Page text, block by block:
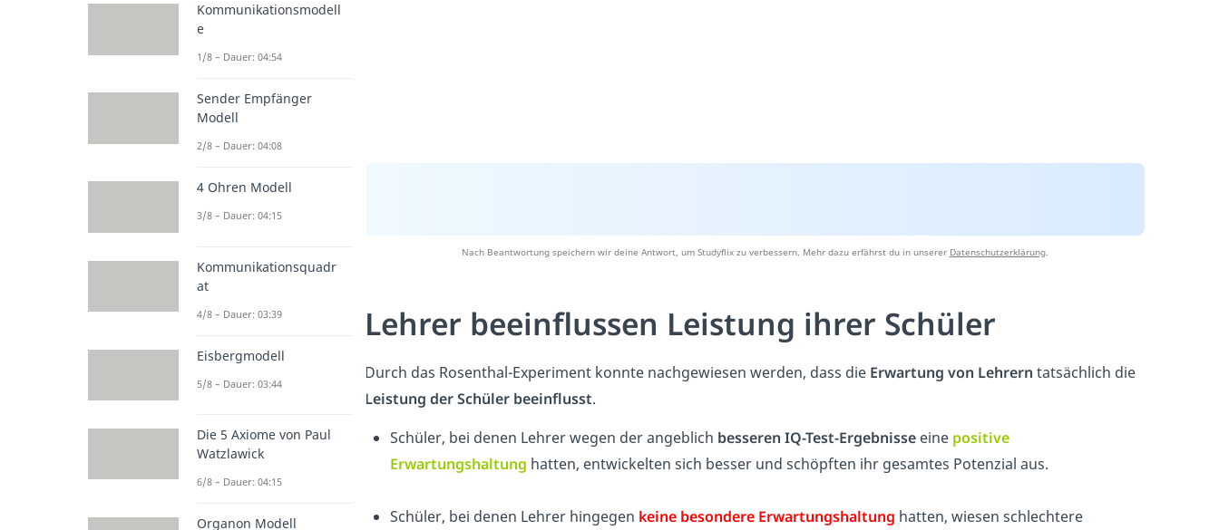
Nach Beantwortung speichern wir deine Antwort, um Studyflix zu verbessern. Mehr dazu erfährst du in unserer Datenschutzerklärung.
Lehrer beeinflussen Leistung ihrer Schüler
Durch das Rosenthal-Experiment konnte nachgewiesen werden, dass die Erwartung von Lehrern tatsächlich die
Leistung der Schüler beeinflusst.
Schüler, bei denen Lehrer wegen der angeblich besseren IQ-Test-Ergebnisse eine positive
Erwartungshaltung hatten, entwickelten sich besser und schöpften ihr gesamtes Potenzial aus.
Schüler, bei denen Lehrer hingegen keine besondere Erwartungshaltung hatten, wiesen schlechtere
Kommunikationsmodell
e
1/8 – Dauer: 04:54
Sender Empfänger
Modell
2/8 – Dauer: 04:08
4 Ohren Modell
3/8 – Dauer: 04:15
Kommunikationsquadr
at
4/8 – Dauer: 03:39
Eisbergmodell
5/8 – Dauer: 03:44
Die 5 Axiome von Paul
Watzlawick
6/8 – Dauer: 04:15
Organon Modell